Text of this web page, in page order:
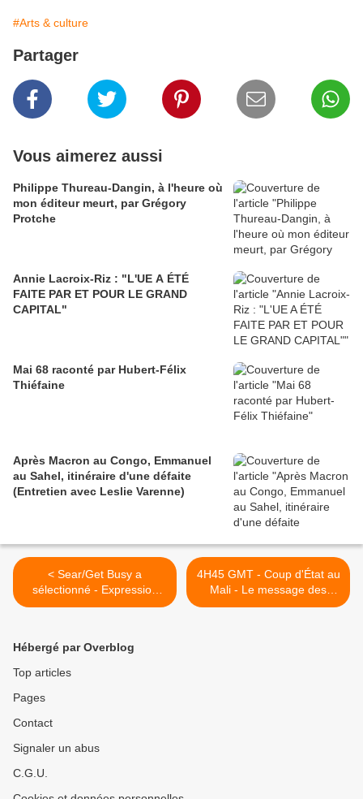
#Arts & culture
Partager
Vous aimerez aussi
Philippe Thureau-Dangin, à l'heure où
mon éditeur meurt, par Grégory
Protche
Annie Lacroix-Riz : "L'UE A ÉTÉ
FAITE PAR ET POUR LE GRAND
CAPITAL"
Mai 68 raconté par Hubert-Félix
Thiéfaine
Après Macron au Congo, Emmanuel
au Sahel, itinéraire d'une défaite
(Entretien avec Leslie Varenne)
< Sear/Get Busy a
sélectionné - Expression
Direkt - Teaser 2012
4H45 GMT - Coup d'État au
Mali - Le message des
militaires >
Hébergé par Overblog
Top articles
Pages
Contact
Signaler un abus
C.G.U.